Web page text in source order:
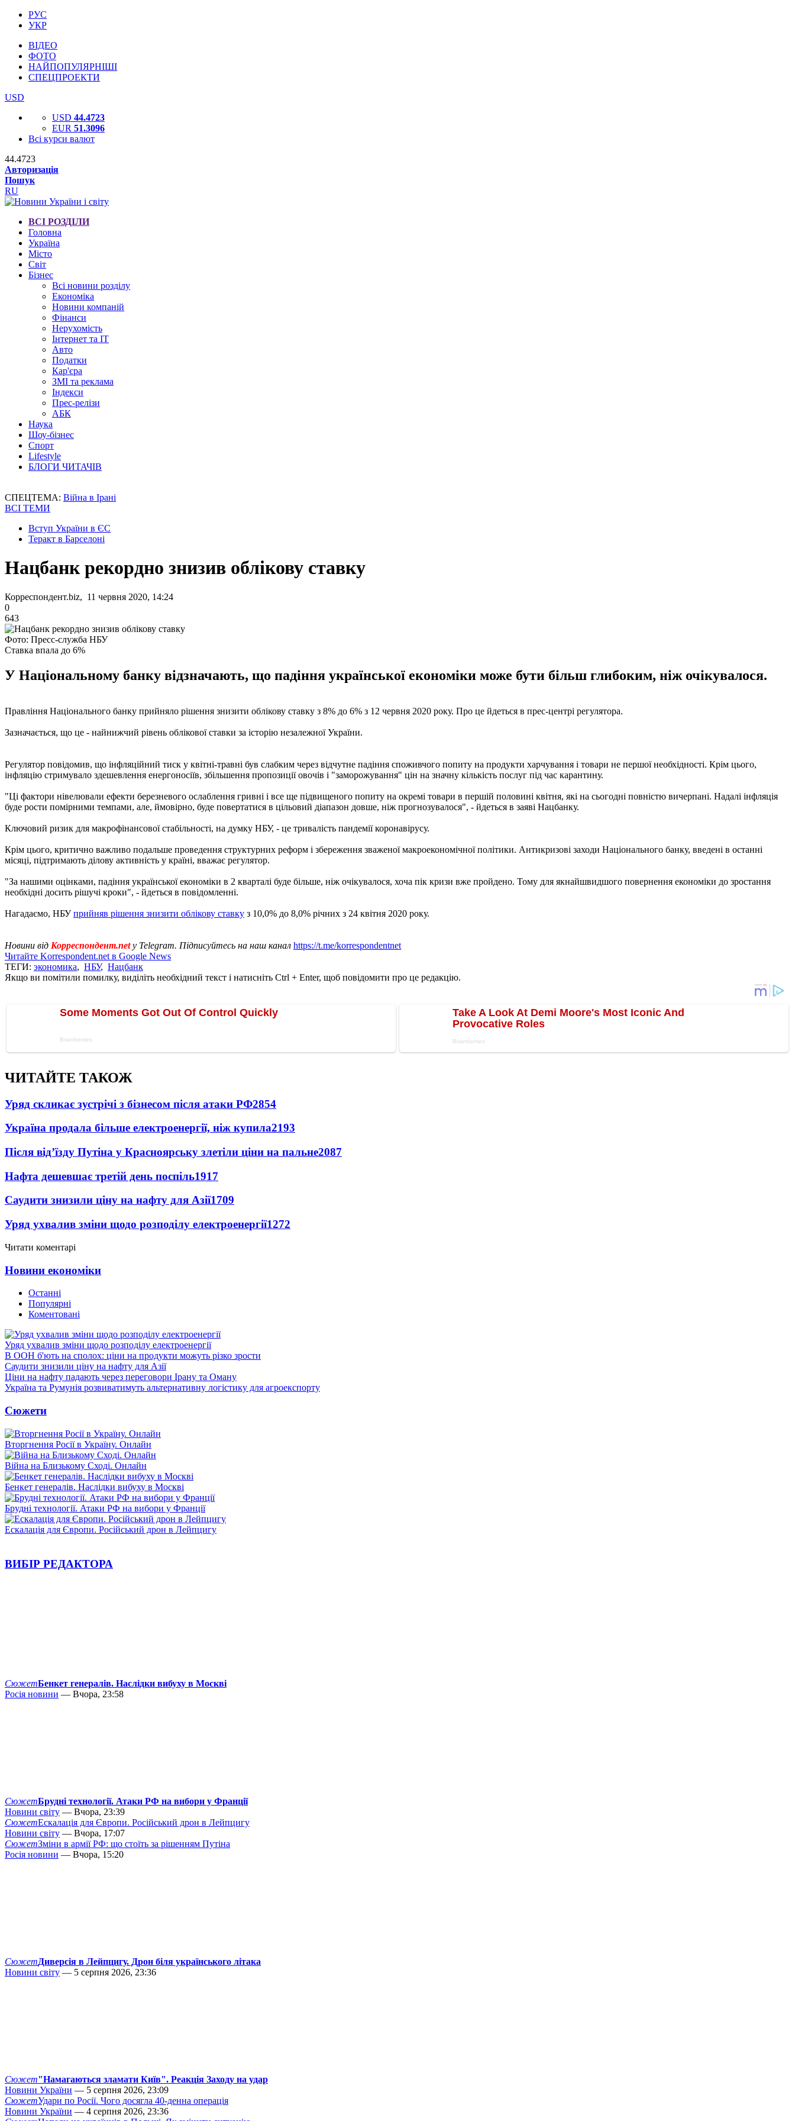
РУС
УКР
ВІДЕО
ФОТО
НАЙПОПУЛЯРНІШІ
СПЕЦПРОЕКТИ
USD
USD 44.4723
EUR 51.3096
Всі курси валют
44.4723
Авторизація
Пошук
RU
ВСІ РОЗДІЛИ
Головна
Україна
Місто
Світ
Бізнес
Всі новини розділу
Економіка
Новини компаній
Фінанси
Нерухомість
Інтернет та IT
Авто
Податки
Кар'єра
ЗМІ та реклама
Індекси
Прес-релізи
АБК
Наука
Шоу-бізнес
Спорт
Lifestyle
БЛОГИ ЧИТАЧІВ
СПЕЦТЕМА: Війна в Ірані
ВСІ ТЕМИ
Вступ України в ЄС
Теракт в Барселоні
Нацбанк рекордно знизив облікову ставку
Корреспондент.biz, 11 червня 2020, 14:24
0
643
Фото: Пресс-служба НБУ
Ставка впала до 6%
У Національному банку відзначають, що падіння української економіки може бути більш глибоким, ніж очікувалося.
Правління Національного банку прийняло рішення знизити облікову ставку з 8% до 6% з 12 червня 2020 року. Про це йдеться в прес-центрі регулятора.
Зазначається, що це - найнижчий рівень облікової ставки за історію незалежної України.
Регулятор повідомив, що інфляційний тиск у квітні-травні був слабким через відчутне падіння споживчого попиту на продукти харчування і товари не першої необхідності. Крім цього,
інфляцію стримувало здешевлення енергоносіїв, збільшення пропозиції овочів і "заморожування" цін на значну кількість послуг під час карантину.
"Ці фактори нівелювали ефекти березневого ослаблення гривні і все ще підвищеного попиту на окремі товари в першій половині квітня, які на сьогодні повністю вичерпані. Надалі інфляція
буде рости помірними темпами, але, ймовірно, буде повертатися в цільовий діапазон довше, ніж прогнозувалося", - йдеться в заяві Нацбанку.
Ключовий ризик для макрофінансової стабільності, на думку НБУ, - це тривалість пандемії коронавірусу.
Крім цього, критично важливо подальше проведення структурних реформ і збереження зваженої макроекономічної політики. Антикризові заходи Національного банку, введені в останні
місяці, підтримають ділову активність у країні, вважає регулятор.
"За нашими оцінками, падіння української економіки в 2 кварталі буде більше, ніж очікувалося, хоча пік кризи вже пройдено. Тому для якнайшвидшого повернення економіки до зростання
необхідні досить рішучі кроки", - йдеться в повідомленні.
Нагадаємо, НБУприйняв рішення знизити облікову ставку з 10,0% до 8,0% річних з 24 квітня 2020 року.
Новини від Корреспондент.net у Telegram. Підписуйтесь на наш канал https://t.me/korrespondentnet
Читайте Korrespondent.net в Google News
ТЕГИ: экономика, НБУ, Нацбанк
Якщо ви помітили помилку, виділіть необхідний текст і натисніть Ctrl + Enter, щоб повідомити про це редакцію.
ЧИТАЙТЕ ТАКОЖ
Уряд скликає зустрічі з бізнесом після атаки РФ2854
Україна продала більше електроенергії, ніж купила2193
Після від’їзду Путіна у Красноярську злетіли ціни на пальне2087
Нафта дешевшає третій день поспіль1917
Саудити знизили ціну на нафту для Азії1709
Уряд ухвалив зміни щодо розподілу електроенергії1272
Читати коментарі
Новини економіки
Останні
Популярні
Коментовані
Уряд ухвалив зміни щодо розподілу електроенергії
В ООН б'ють на сполох: ціни на продукти можуть різко зрости
Саудити знизили ціну на нафту для Азії
Ціни на нафту падають через переговори Ірану та Оману
Україна та Румунія розвиватимуть альтернативну логістику для агроекспорту
Сюжети
Вторгнення Росії в Україну. Онлайн
Війна на Близькому Сході. Онлайн
Бенкет генералів. Наслідки вибуху в Москві
Брудні технології. Атаки РФ на вибори у Франції
Ескалація для Європи. Російський дрон в Лейпцигу
ВИБІР РЕДАКТОРА
СюжетБенкет генералів. Наслідки вибуху в Москві
Росія новини — Вчора, 23:58
СюжетБрудні технології. Атаки РФ на вибори у Франції
Новини світу — Вчора, 23:39
СюжетЕскалація для Європи. Російський дрон в Лейпцигу
Новини світу — Вчора, 17:07
СюжетЗміни в армії РФ: що стоїть за рішенням Путіна
Росія новини — Вчора, 15:20
СюжетДиверсія в Лейпцигу. Дрон біля українського літака
Новини світу — 5 серпня 2026, 23:36
Сюжет"Намагаються зламати Київ". Реакція Заходу на удар
Новини України — 5 серпня 2026, 23:09
СюжетУдари по Росії. Чого досягла 40-денна операція
Новини України — 4 серпня 2026, 23:36